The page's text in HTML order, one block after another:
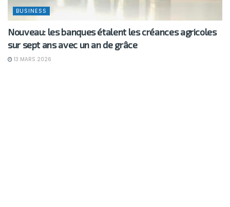
BUSINESS
Nouveau: les banques étalent les créances agricoles
sur sept ans avec un an de grâce
13 MARS 2026